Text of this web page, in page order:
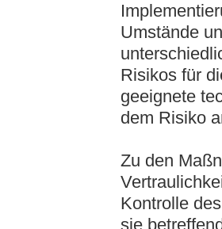
Umstände
Risikos für
geeignete
dem Risiko
Zu den
Kontrolle
sie